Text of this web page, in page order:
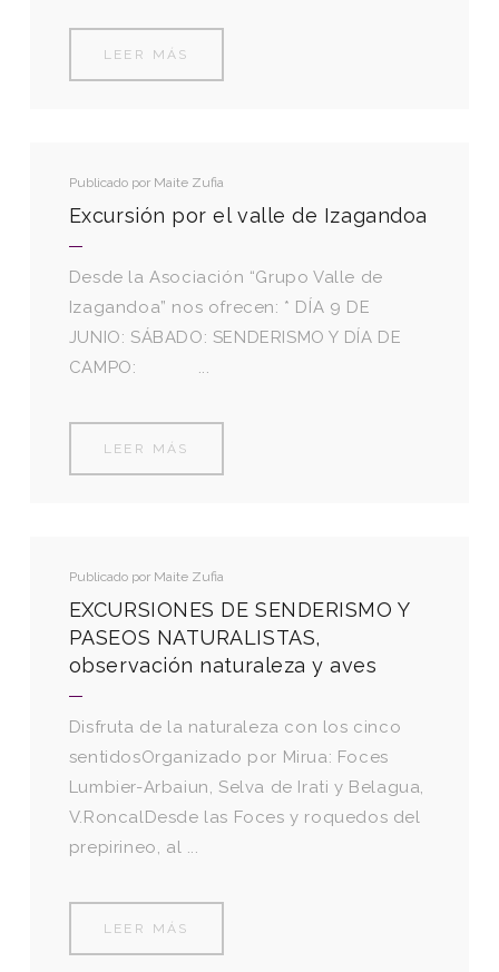
LEER MÁS
Publicado por Maite Zufia
Excursión por el valle de Izagandoa
Desde la Asociación “Grupo Valle de
Izagandoa” nos ofrecen: * DÍA 9 DE
JUNIO: SÁBADO: SENDERISMO Y DÍA DE
CAMPO: ...
LEER MÁS
Publicado por Maite Zufia
EXCURSIONES DE SENDERISMO Y
PASEOS NATURALISTAS,
observación naturaleza y aves
Disfruta de la naturaleza con los cinco
sentidosOrganizado por Mirua: Foces
Lumbier-Arbaiun, Selva de Irati y Belagua,
V.RoncalDesde las Foces y roquedos del
prepirineo, al ...
LEER MÁS